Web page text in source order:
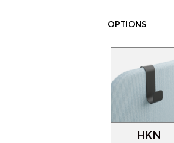
OPTIONS
HKN